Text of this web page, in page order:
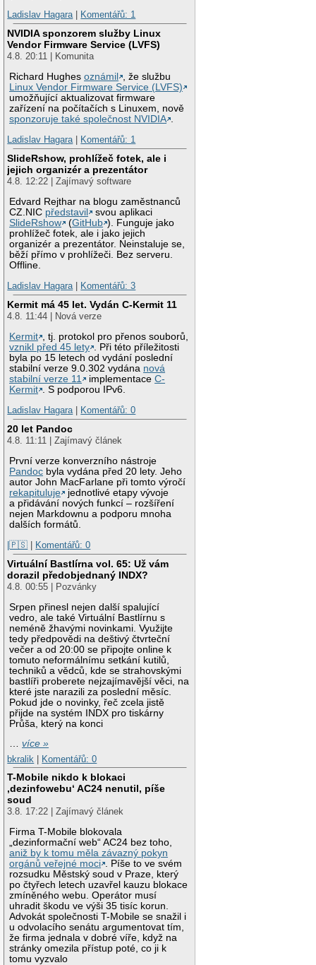
Ladislav Hagara| Komentářů: 1
NVIDIA sponzorem služby Linux
Vendor Firmware Service (LVFS)
4.8. 20:11 | Komunita
Richard Hughesoznámil
, že službu
Linux Vendor Firmware Service (LVFS)
umožňující aktualizovat firmware
zařízení na počítačích s Linuxem, nově
sponzoruje také společnost NVIDIA
Ladislav Hagara| Komentářů: 1
SlideRshow, prohlížeč fotek, ale i
jejich organizér a prezentátor
4.8. 12:22 | Zajímavý software
Edvard Rejthar na blogu zaměstnanců
CZ.NIC představil
svou aplikaci
SlideRshow
(GitHub ). Funguje jako
prohlížeč fotek, ale i jako jejich
organizér a prezentátor. Neinstaluje se,
běží přímo v prohlížeči. Bez serveru.
Offline.
Ladislav Hagara| Komentářů: 3
Kermit má 45 let. Vydán C-Kermit 11
4.8. 11:44 | Nová verze
Kermit
, tj. protokol pro přenos souborů,
vznikl před 45 lety
. Při této příležitosti
byla po 15 letech od vydání poslední
stabilní verze 9.0.302 vydána nová
stabilní verze 11
implementaceC-
Kermit
. S podporou IPv6.
Ladislav Hagara| Komentářů: 0
20 let Pandoc
4.8. 11:11 | Zajímavý článek
První verze konverzního nástroje
Pandoc byla vydána před 20 lety. Jeho
autor John MacFarlane při tomto výročí
rekapituluje
jednotlivé etapy vývoje
a přidávání nových funkcí – rozšíření
nejen Markdownu a podporu mnoha
dalších formátů.
|🇵🇸
Komentářů: 0
Virtuální Bastlírna vol. 65: Už vám
dorazil předobjednaný INDX?
4.8. 00:55 | Pozvánky
Srpen přinesl nejen další spalující
vedro, ale také Virtuální Bastlírnu s
neméně žhavými novinkami. Využijte
tedy předpovědi na deštivý čtvrteční
večer a od 20:00 se připojte online k
tomuto neformálnímu setkání kutilů,
techniků a vědců, kde se strahovskými
bastlíři proberete nejzajímavější věci, na
které jste narazili za poslední měsíc.
Pokud jde o novinky, řeč zcela jistě
přijde na systém INDX pro tiskárny
Průša, který na konci
…více »
bkralik | Komentářů: 0
T-Mobile nikdo k blokaci
‚dezinfowebu‘ AC24 nenutil, píše
soud
3.8. 17:22 | Zajímavý článek
Firma T-Mobile blokovala
„dezinformační web“ AC24 bez toho,
aniž by k tomu měla závazný pokyn
orgánů veřejné moci
. Píše to ve svém
rozsudku Městský soud v Praze, který
po čtyřech letech uzavřel kauzu blokace
zmíněného webu. Operátor musí
uhradit škodu ve výši 35 tisíc korun.
Advokát společnosti T-Mobile se snažil i
u odvolacího senátu argumentovat tím,
že firma jednala v dobré víře, když na
stránky omezila přístup poté, co ji k
tomu vyzvalo